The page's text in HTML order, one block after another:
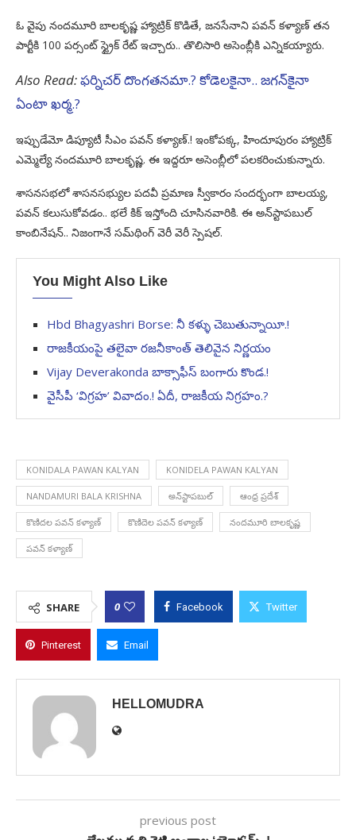
ఓ వైపు నందమూరి బాలకృష్ణ హ్యాట్రిక్ కొడితే, జనసేనాని పవన్ కళ్యాణ్ తన
పార్టీకి 100 పర్సంట్ స్ట్రైక్ రేట్ ఇచ్చారు.. తొలిసారి అసెంబ్లీకి ఎన్నికయ్యారు.
Also Read:ఫర్నిచర్ దొంగతనమా.? కోడెలకైనా.. జగన్‌కైనా
ఏంటా ఖర్మ.?
ఇప్పుడేమో డిప్యూటీ సీఎం పవన్ కళ్యాణ్.! ఇంకోపక్క, హిందూపురం హ్యాట్రిక్
ఎమ్మెల్యే నందమూరి బాలకృష్ణ. ఈ ఇద్దరూ అసెంబ్లీలో పలకరించుకున్నారు.
శాసనసభలో శాసనసభ్యుల పదవీ ప్రమాణ స్వీకారం సందర్భంగా బాలయ్య,
పవన్ కలుసుకోవడం.. భలే కిక్ ఇస్తోంది చూసినవారికి. ఈ అన్‌స్టాపబుల్
కాంబినేషన్.. నిజంగానే సమ్‌థింగ్ వెరీ వెరీ స్పెషల్.
You Might Also Like
Hbd Bhagyashri Borse: నీ కళ్ళు చెబుతున్నాయీ.!
రాజకీయంపై తలైవా రజనీకాంత్‌ తెలివైన నిర్ణయం
Vijay Deverakonda బాక్సాఫీస్ బంగారు కొండ.!
వైసీపీ ‘విగ్రహ’ వివాదం.! ఏదీ, రాజకీయ నిగ్రహం.?
KONIDALA PAWAN KALYAN KONIDELA PAWAN KALYAN
NANDAMURI BALA KRISHNA అన్‌స్టాపబుల్ ఆంధ్ర ప్రదేశ్
కొణిదల పవన్ కళ్యాణ్ కొణిదెల పవన్ కళ్యాణ్ నందమూరి బాలకృష్ణ
పవన్ కళ్యాణ్
SHARE 0 Facebook Twitter
Pinterest Email
HELLOMUDRA
previous post